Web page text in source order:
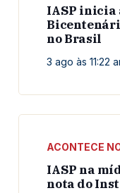
IASP inicia
no Brasil
3 ago às 11:22
ACONTECE
IASP na
nota do